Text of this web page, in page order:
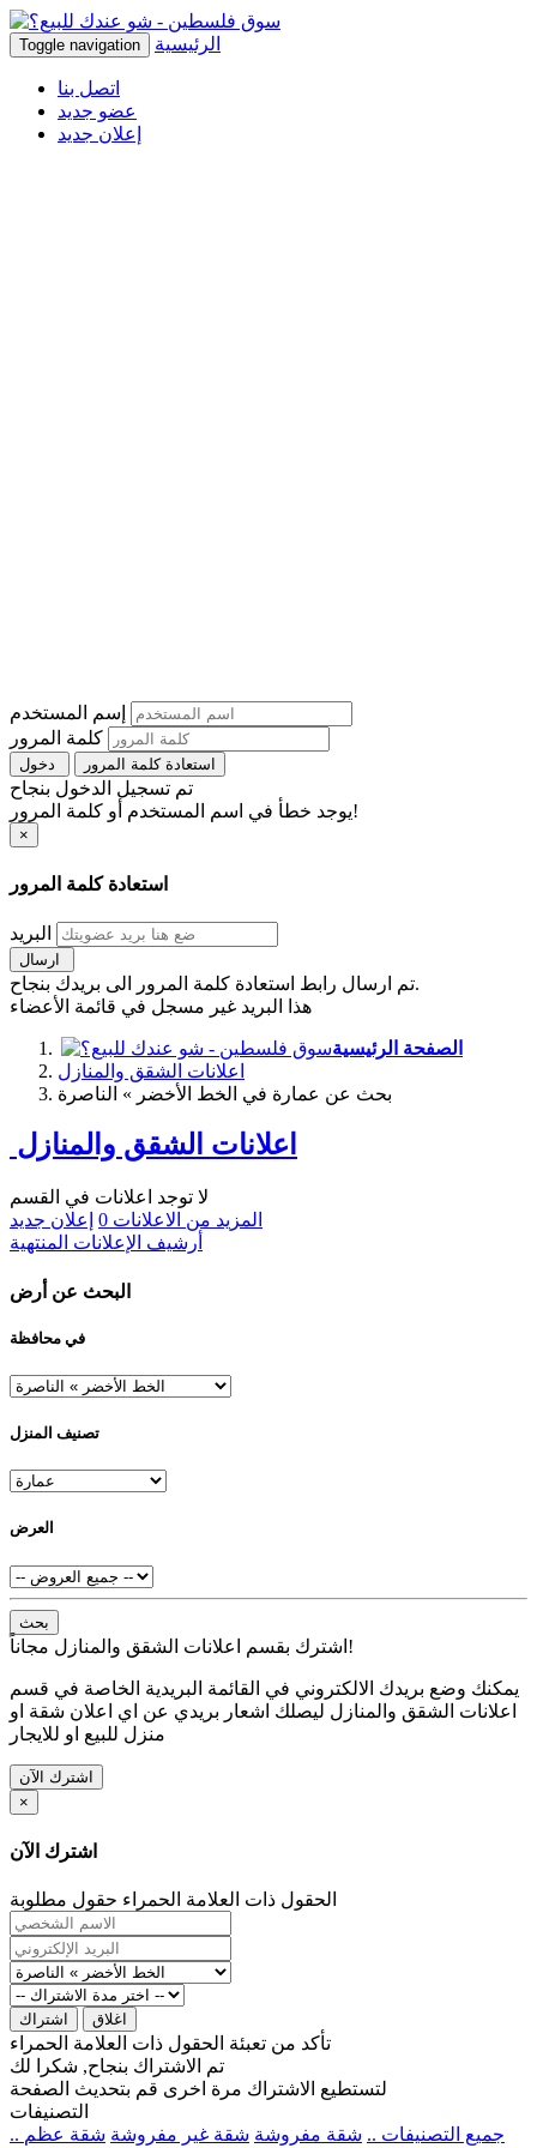
Toggle navigation الرئيسية
اتصل بنا
عضو جديد
إعلان جديد
إسم المستخدم
كلمة المرور
استعادة كلمة المرور
تم تسجيل الدخول بنجاح
يوجد خطأ في اسم المستخدم أو كلمة المرور!
×
استعادة كلمة المرور
البريد
تم ارسال رابط استعادة كلمة المرور الى بريدك بنجاح.
هذا البريد غير مسجل في قائمة الأعضاء
الصفحة الرئيسية
اعلانات الشقق والمنازل
بحث عن عمارة في الخط الأخضر » الناصرة
اعلانات الشقق والمنازل
لا توجد اعلانات في القسم
المزيد من الاعلانات 0 إعلان جديد
أرشيف الإعلانات المنتهية
البحث عن أرض
في محافظة
تصنيف المنزل
العرض
بحث
اشترك بقسم اعلانات الشقق والمنازل مجاناً!
يمكنك وضع بريدك الالكتروني في القائمة البريدية الخاصة في قسم
اعلانات الشقق والمنازل ليصلك اشعار بريدي عن اي اعلان شقة او
منزل للبيع او للايجار
اشترك الآن
×
اشترك الآن
الحقول ذات العلامة الحمراء حقول مطلوبة
اشتراك اغلاق
تأكد من تعبئة الحقول ذات العلامة الحمراء
تم الاشتراك بنجاح, شكرا لك
لتستطيع الاشتراك مرة اخرى قم بتحديث الصفحة
التصنيفات
.. جميع التصنيفات .. شقة مفروشة شقة غير مفروشة شقة عظم